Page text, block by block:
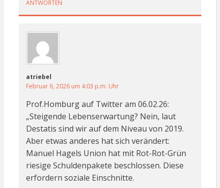
ANTWORTEN
atriebel
Februar 6, 2026 um 4:03 p.m. Uhr
Prof.Homburg auf Twitter am 06.02.26:
„Steigende Lebenserwartung? Nein, laut
Destatis sind wir auf dem Niveau von 2019.
Aber etwas anderes hat sich verändert:
Manuel Hagels Union hat mit Rot-Rot-Grün
riesige Schuldenpakete beschlossen. Diese
erfordern soziale Einschnitte.